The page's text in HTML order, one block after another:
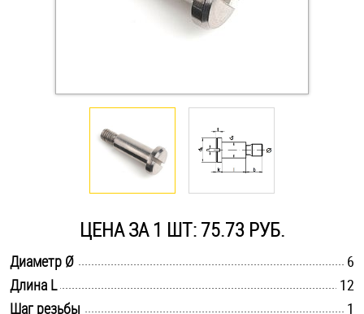
Саморезы и шурупы
Стопорные кольца
Такелаж
Хомуты
ЦЕНА ЗА 1 ШТ: 75.73 РУБ.
Диаметр Ø
6
Длина L
12
Шаг резьбы
1